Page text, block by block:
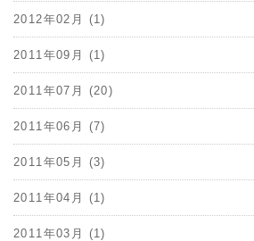
2012年02月 (1)
2011年09月 (1)
2011年07月 (20)
2011年06月 (7)
2011年05月 (3)
2011年04月 (1)
2011年03月 (1)